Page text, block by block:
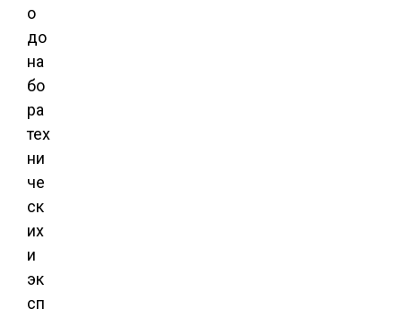
о
до
на
бо
ра
тех
ни
че
ск
их
и
эк
сп